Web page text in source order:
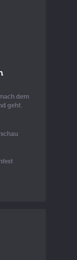
dem
geht.